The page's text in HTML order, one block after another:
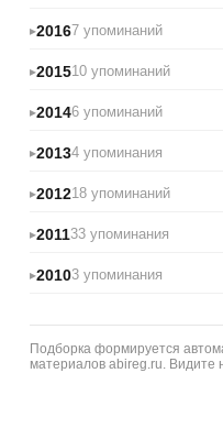
20167 упоминаний
201510 упоминаний
20146 упоминаний
20134 упоминания
201218 упоминаний
201133 упоминания
20103 упоминания
Подборка формируется
материалов abireg.ru. Видите